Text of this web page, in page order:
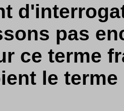
pas
ce terme
le